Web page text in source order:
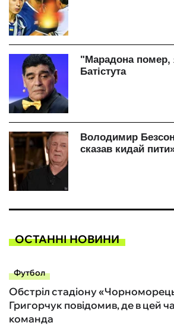
ОСТАННІ НОВИНИ
Футбол
Обстріл стадіону
Григорчук повідомив, де в цей
команда